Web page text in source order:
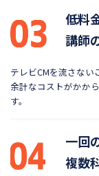
低料
講師
テレビCMを流さない
余計なコストがかか
す。
一回
複数